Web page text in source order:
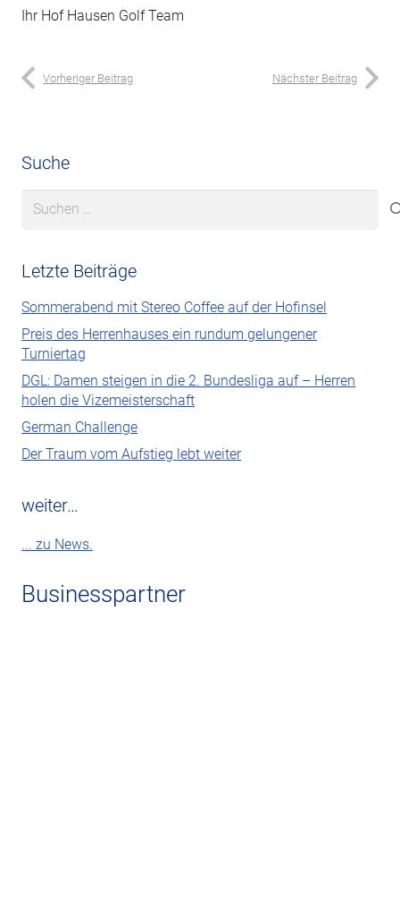
Ihr Hof Hausen Golf Team
Vorheriger Beitrag Nächster Beitrag
Suche
Suchen
Letzte Beiträge
Sommerabend mit Stereo Coffee auf der Hofinsel
Preis des Herrenhauses ein rundum gelungener
Turniertag
DGL: Damen steigen in die 2. Bundesliga auf – Herren
holen die Vizemeisterschaft
German Challenge
Der Traum vom Aufstieg lebt weiter
weiter…
... zu News.
Businesspartner